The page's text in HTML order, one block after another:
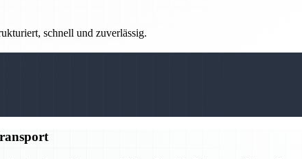
schnell und zuverlässig.